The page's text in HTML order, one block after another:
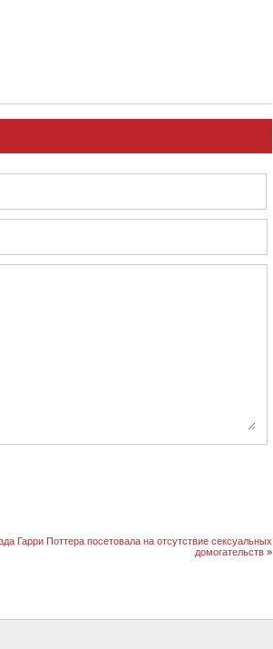
Гарри Поттера посетовала на отсутствие сексуальных
домогательств»